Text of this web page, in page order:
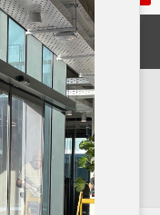
הצגת תפריט
חדשות ומידע
מאמר 4 - יתרונות השימוש באלומיניום לחזיתות הבניין
יתרונות השימוש